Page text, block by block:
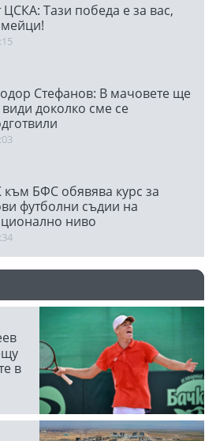
ЦСКА: Тази победа е за вас,
Стефанов: В мачовете ще
види доколко сме се
към БФС обявява курс за
футболни съдии на
ниво
в